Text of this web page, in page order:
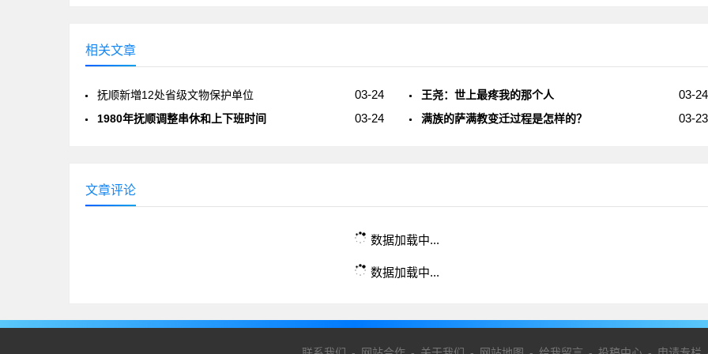
相关文章
03-24
抚顺新増12处省级文物保护单位 03-24
王尧：世上最疼我的那个人
03-24
1980年抚顺调整串休和上下班时间 03-23
满族的萨满教变迁过程是怎样的？
文章评论
数据加载中...
数据加载中...